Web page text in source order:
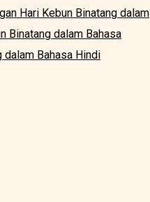
Hari Kebun Binatang dalam
Binatang dalam Bahasa
dalam Bahasa Hindi